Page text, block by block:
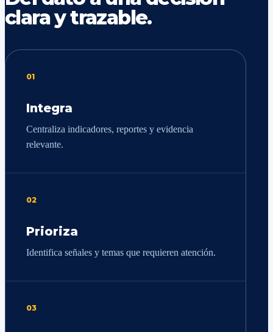
clara y trazable.
01
Integra
Centraliza indicadores, reportes y evidencia
relevante.
02
Prioriza
Identifica señales y temas que requieren atención.
03